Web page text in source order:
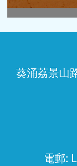
葵涌荔景山
電郵: